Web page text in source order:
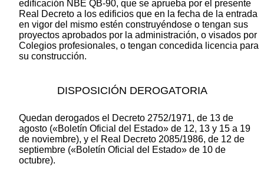
edificación NBE QB-90, que se aprueba por el presente
Real Decreto a los edificios que en la fecha de la entrada
en vigor del mismo estén construyéndose o tengan sus
proyectos aprobados por la administración, o visados por
Colegios profesionales, o tengan concedida licencia para
su construcción.
DISPOSICIÓN DEROGATORIA
Quedan derogados el Decreto 2752/1971, de 13 de
agosto («Boletín Oficial del Estado» de 12, 13 y 15 a 19
de noviembre), y el Real Decreto 2085/1986, de 12 de
septiembre («Boletín Oficial del Estado» de 10 de
octubre).